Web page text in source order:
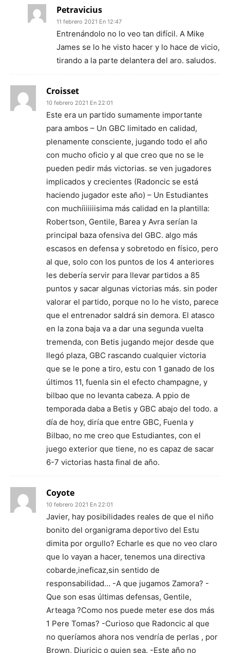
Petravicius
11 febrero 2021 En 12:47
Entrenándolo no lo veo tan difícil. A Mike
James se lo he visto hacer y lo hace de vicio,
tirando a la parte delantera del aro. saludos.
Croisset
10 febrero 2021 En 22:01
Este era un partido sumamente importante
para ambos – Un GBC limitado en calidad,
plenamente consciente, jugando todo el año
con mucho oficio y al que creo que no se le
pueden pedir más victorias. se ven jugadores
implicados y crecientes (Radoncic se está
haciendo jugador este año) – Un Estudiantes
con muchíiiiiiisima más calidad en la plantilla:
Robertson, Gentile, Barea y Avra serían la
principal baza ofensiva del GBC. algo más
escasos en defensa y sobretodo en físico, pero
al que, solo con los puntos de los 4 anteriores
les debería servir para llevar partidos a 85
puntos y sacar algunas victorias más. sin poder
valorar el partido, porque no lo he visto, parece
que el entrenador saldrá sin demora. El atasco
en la zona baja va a dar una segunda vuelta
tremenda, con Betis jugando mejor desde que
llegó plaza, GBC rascando cualquier victoria
que se le pone a tiro, estu con 1 ganado de los
últimos 11, fuenla sin el efecto champagne, y
bilbao que no levanta cabeza. A ppio de
temporada daba a Betis y GBC abajo del todo. a
día de hoy, diría que entre GBC, Fuenla y
Bilbao, no me creo que Estudiantes, con el
juego exterior que tiene, no es capaz de sacar
6-7 victorias hasta final de año.
Coyote
10 febrero 2021 En 22:01
Javier, hay posibilidades reales de que el niño
bonito del organigrama deportivo del Estu
dimita por orgullo? Echarle es que no veo claro
que lo vayan a hacer, tenemos una directiva
cobarde,ineficaz,sin sentido de
responsabilidad… -A que jugamos Zamora? -
Que son esas últimas defensas, Gentile,
Arteaga ?Como nos puede meter ese dos más
1 Pere Tomas? -Curioso que Radoncic al que
no queríamos ahora nos vendría de perlas , por
Brown, Djuricic o quien sea. -Este año no